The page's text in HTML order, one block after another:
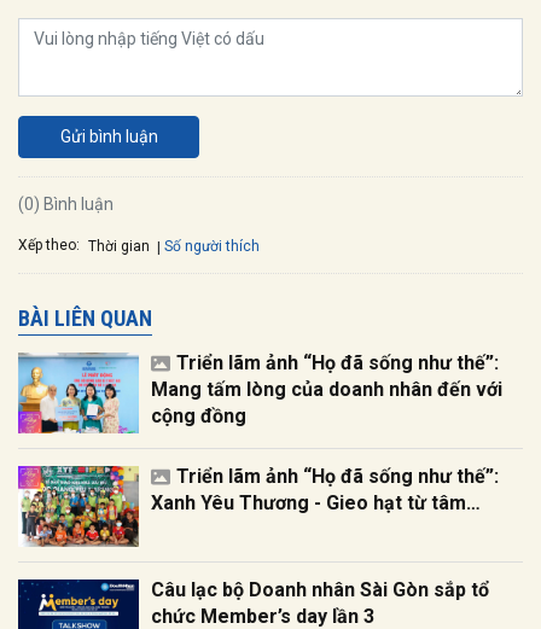
Gửi bình luận
(0) Bình luận
Xếp theo: Thời gian Số người thích
BÀI LIÊN QUAN
Triển lãm ảnh “Họ đã sống như thế”:
Mang tấm lòng của doanh nhân đến với
cộng đồng
Triển lãm ảnh “Họ đã sống như thế”:
Xanh Yêu Thương - Gieo hạt từ tâm…
Câu lạc bộ Doanh nhân Sài Gòn sắp tổ
chức Member’s day lần 3